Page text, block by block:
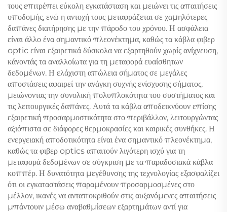
τους επιτρέπει εύκολη εγκατάσταση και μειώνει τις απαιτήσεις
υποδομής, ενώ η αντοχή τους μεταφράζεται σε χαμηλότερες
δαπάνες διατήρησης με την πάροδο του χρόνου. Η ασφάλεια
είναι άλλο ένα σημαντικό πλεονέκτημα, καθώς τα κάβλα φιβερ
optic είναι εξαιρετικά δύσκολα να εξαρτηθούν χωρίς ανίχνευση,
κάνοντάς τα αναλλοίωτα για τη μεταφορά ευαίσθητων
δεδομένων. Η ελάχιστη απώλεια σήματος σε μεγάλες
αποστάσεις αφαιρεί την ανάγκη συχνής ενίσχυσης σήματος,
μειώνοντας την συνολική πολυπλοκότητα του συστήματος και
τις λειτουργικές δαπάνες. Αυτά τα κάβλα αποδεικνύουν επίσης
εξαιρετική προσαρμοστικότητα στο περιβάλλον, λειτουργώντας
αξιόπιστα σε διάφορες θερμοκρασίες και καιρικές συνθήκες. Η
ενεργειακή αποδοτικότητα είναι ένα σημαντικό πλεονέκτημα,
καθώς τα φιβερ optics απαιτούν λιγότερη ισχύ για τη
μεταφορά δεδομένων σε σύγκριση με τα παραδοσιακά κάβλα
κοππέρ. Η δυνατότητα μεγέθυνσης της τεχνολογίας εξασφαλίζει
ότι οι εγκαταστάσεις παραμένουν προσαρμοσμένες στο
μέλλον, ικανές να ανταποκριθούν στις αυξανόμενες απαιτήσεις
μπάντουιν μέσω αναβαθμίσεων εξαρτημάτων αντί για